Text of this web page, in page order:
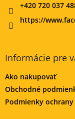
+420 720 037
https://
Informácie pre
Ako nakupovať
Obchodné
Podmienky